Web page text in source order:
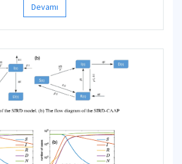
Devamı